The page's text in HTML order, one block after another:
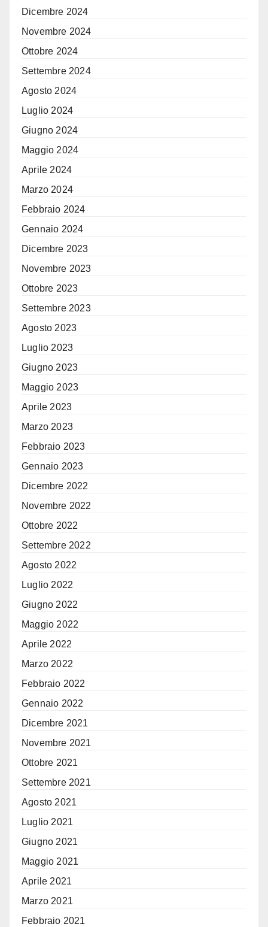
Dicembre 2024
Novembre 2024
Ottobre 2024
Settembre 2024
Agosto 2024
Luglio 2024
Giugno 2024
Maggio 2024
Aprile 2024
Marzo 2024
Febbraio 2024
Gennaio 2024
Dicembre 2023
Novembre 2023
Ottobre 2023
Settembre 2023
Agosto 2023
Luglio 2023
Giugno 2023
Maggio 2023
Aprile 2023
Marzo 2023
Febbraio 2023
Gennaio 2023
Dicembre 2022
Novembre 2022
Ottobre 2022
Settembre 2022
Agosto 2022
Luglio 2022
Giugno 2022
Maggio 2022
Aprile 2022
Marzo 2022
Febbraio 2022
Gennaio 2022
Dicembre 2021
Novembre 2021
Ottobre 2021
Settembre 2021
Agosto 2021
Luglio 2021
Giugno 2021
Maggio 2021
Aprile 2021
Marzo 2021
Febbraio 2021